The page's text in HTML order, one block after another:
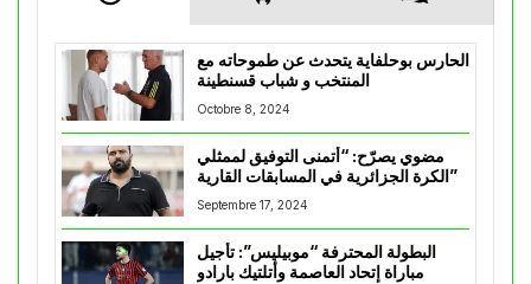
الحارس بوحلفاية يتحدث عن طموحاته مع
المنتخب و شباب قسنطينة
Octobre 8, 2024
مضوي يصرّح: “أتمنى التوفيق لممثلي
الكرة الجزائرية في المسابقات القارية”
Septembre 17, 2024
البطولة المحترفة “موبيليس”: تأجيل
مباراة إتحاد العاصمة وأتلتيك بارادو